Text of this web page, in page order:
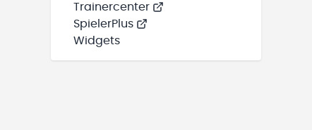
Trainercenter
SpielerPlus
Widgets